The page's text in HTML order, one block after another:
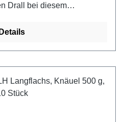
Drall bei diesem
Details